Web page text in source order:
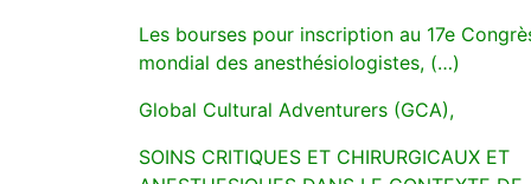
Les bourses pour inscription au 17e Congrès
mondial des anesthésiologistes, (…)
Global Cultural Adventurers (GCA),
SOINS CRITIQUES ET CHIRURGICAUX ET